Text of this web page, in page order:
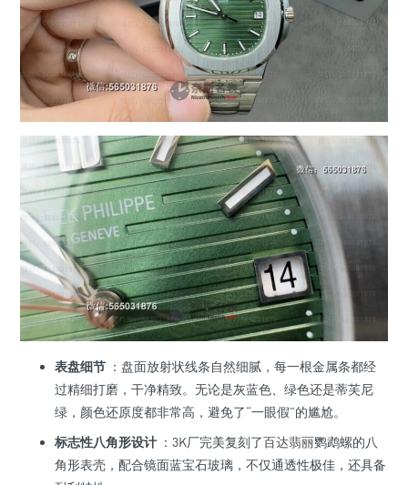
表盘细节 ：盘面放射状线条自然细腻，每一根金属条都经
过精细打磨，干净精致。无论是灰蓝色、绿色还是蒂芙尼
绿，颜色还原度都非常高，避免了“一眼假”的尴尬。
标志性八角形设计 ：3K厂完美复刻了百达翡丽鹦鹉螺的八
角形表壳，配合镜面蓝宝石玻璃，不仅通透性极佳，还具备